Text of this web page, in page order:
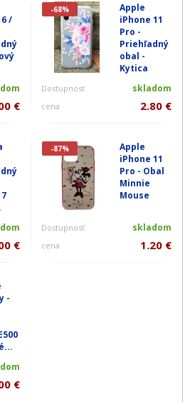
/
€
-68%
Apple
iPhone 11
Pro -
Priehľadný
obal -
Kytica
Dostupnosť skladom
cena 2.80 €
€
-87%
Apple
iPhone 11
Pro - Obal
Minnie
Mouse
Dostupnosť skladom
cena 1.20 €
-
€